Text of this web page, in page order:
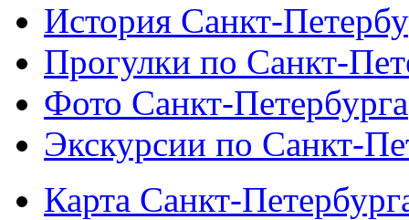
История Санкт-
Прогулки по Санкт-
Фото Санкт-Петербурга
Экскурсии по Санкт-
Карта Санкт-